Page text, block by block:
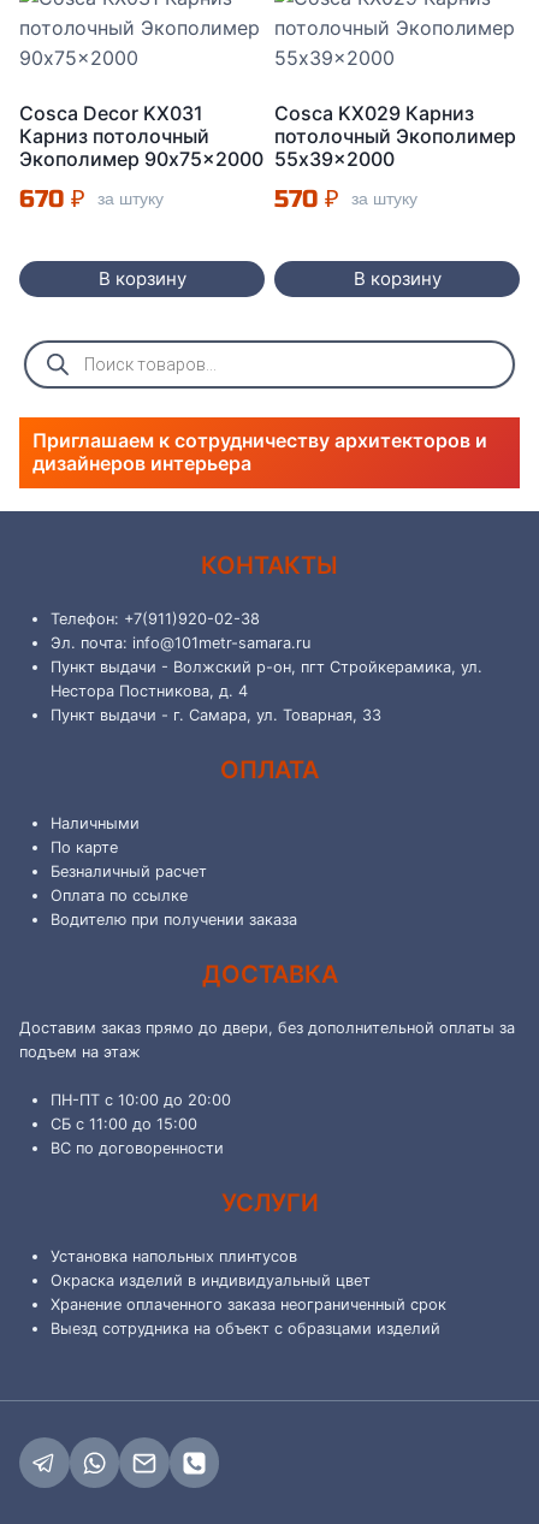
Cosca Decor KX031
Карниз потолочный
Экополимер 90x75x2000
670 ₽ за штуку
В корзину
Cosca KX029 Карниз
потолочный Экополимер
55x39x2000
570 ₽ за штуку
В корзину
Поиск
товаров
Приглашаем к сотрудничеству архитекторов и
дизайнеров интерьера
КОНТАКТЫ
Телефон: +7(911)920-02-38
Эл. почта: info@101metr-samara.ru
Пункт выдачи - Волжский р-он, пгт Стройкерамика, ул.
Нестора Постникова, д. 4
Пункт выдачи - г. Самара, ул. Товарная, 33
ОПЛАТА
Наличными
По карте
Безналичный расчет
Оплата по ссылке
Водителю при получении заказа
ДОСТАВКА
Доставим заказ прямо до двери, без дополнительной оплаты за
подъем на этаж
ПН-ПТ с 10:00 до 20:00
СБ с 11:00 до 15:00
ВС по договоренности
УСЛУГИ
Установка напольных плинтусов
Окраска изделий в индивидуальный цвет
Хранение оплаченного заказа неограниченный срок
Выезд сотрудника на объект с образцами изделий